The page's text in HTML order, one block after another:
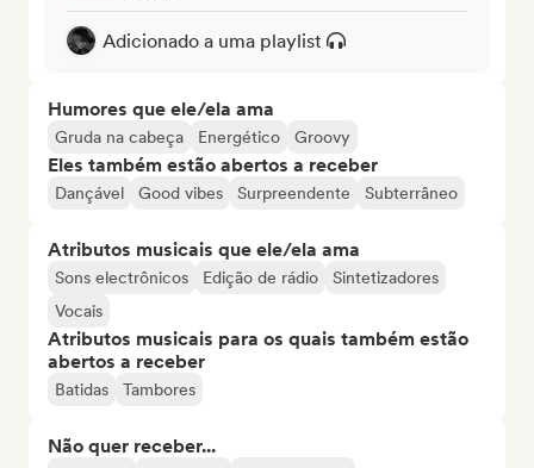
Adicionado a uma playlist
Humores que ele/ela ama
Gruda na cabeça Energético Groovy
Eles também estão abertos a receber
Dançável Good vibes Surpreendente Subterrâneo
Atributos musicais que ele/ela ama
Sons electrônicos Edição de rádio
Sintetizadores
Vocais
Atributos musicais para os quais também estão
abertos a receber
Batidas Tambores
Não quer receber...